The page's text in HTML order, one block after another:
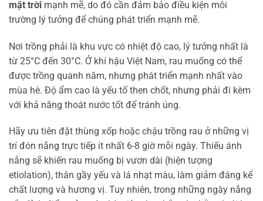
mặt trời mạnh mẽ, do đó cần đảm bảo điều kiện môi
trường lý tưởng để chúng phát triển mạnh mẽ.
Nơi trồng phải là khu vực có nhiệt độ cao, lý tưởng nhất là
từ 25°C đến 30°C. Ở khí hậu Việt Nam, rau muống có thể
được trồng quanh năm, nhưng phát triển mạnh nhất vào
mùa hè. Độ ẩm cao là yếu tố then chốt, nhưng phải đi kèm
với khả năng thoát nước tốt để tránh úng.
Hãy ưu tiên đặt thùng xốp hoặc chậu trồng rau ở những vị
trí đón nắng trực tiếp ít nhất 6-8 giờ mỗi ngày. Thiếu ánh
nắng sẽ khiến rau muống bị vươn dài (hiện tượng
etiolation), thân gầy yếu và lá nhạt màu, làm giảm đáng kể
chất lượng và hương vị. Tuy nhiên, trong những ngày nắng